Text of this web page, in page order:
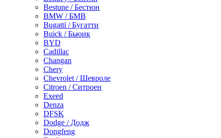
Bestune / Бестюн
BMW / БМВ
Bugatti / Бугатти
Buick / Бьюик
BYD
Cadillac
Changan
Chery
Chevrolet / Шевроле
Citroen / Ситроен
Exeed
Denza
DFSK
Dodge / Додж
Dongfeng